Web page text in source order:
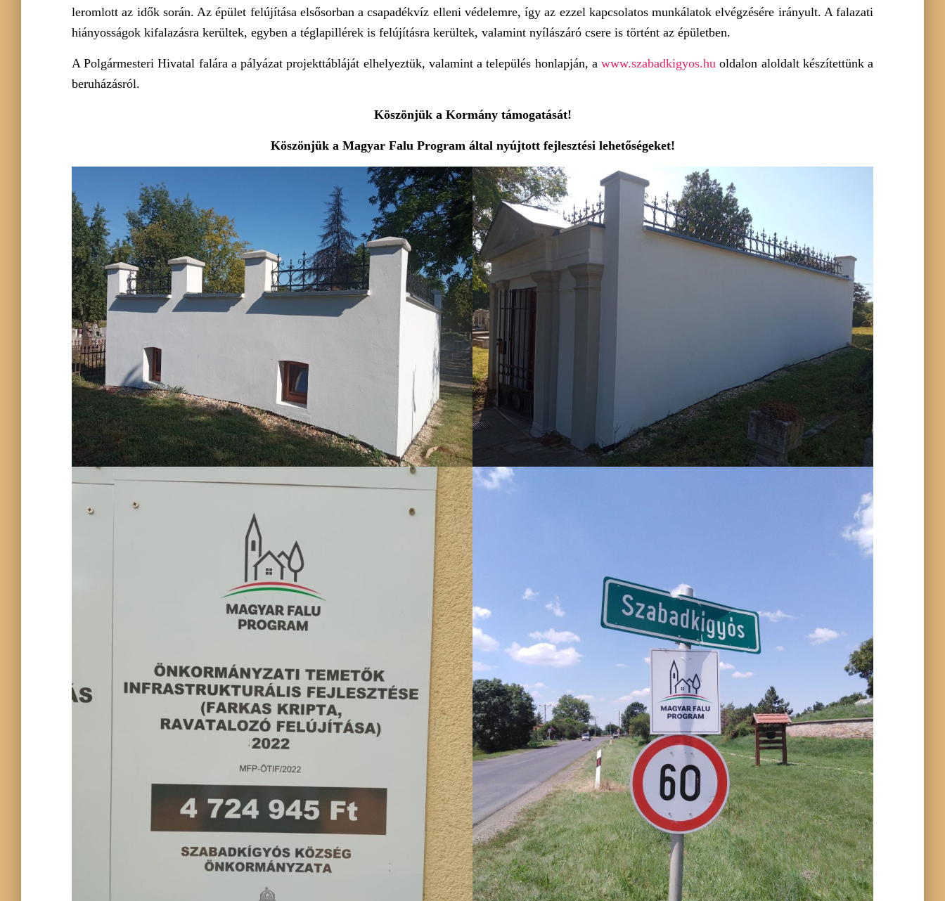
leromlott az idők során. Az épület felújítása elsősorban a csapadékvíz elleni védelemre, így az ezzel kapcsolatos munkálatok elvégzésére irányult. A falazati
hiányosságok kifalazásra kerültek, egyben a téglapillérek is felújításra kerültek, valamint nyílászáró csere is történt az épületben.
A Polgármesteri Hivatal falára a pályázat projekttábláját elhelyeztük, valamint a település honlapján, a www.szabadkigyos.hu oldalon aloldalt készítettünk a
beruházásról.
Köszönjük a Kormány támogatását!
Köszönjük a Magyar Falu Program által nyújtott fejlesztési lehetőségeket!